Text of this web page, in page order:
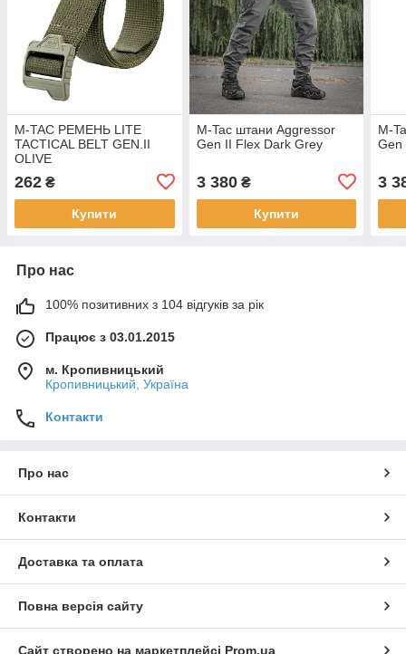
M-TAC РЕМЕНЬ LITE
TACTICAL BELT GEN.II
OLIVE
262 ₴
Купити
M-Tac штани Aggressor
Gen II Flex Dark Grey
3 380₴
Купити
M-
Gen
3
Про нас
100% позитивних з 104 відгуків за рік
Працює з 03.01.2015
м. Кропивницький
Кропивницький, Україна
Контакти
Про нас
Контакти
Доставка та оплата
Повна версія сайту
Сайт створено на маркетплейсі Prom.ua